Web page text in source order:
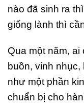
nào đã sinh ra
giống lành thì
Qua một năm, ai
buồn, vinh nhục,
như một phần
chuẩn bị cho